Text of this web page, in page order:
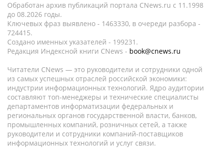
Обработан архив публикаций портала CNews.ru c 11.1998
до 08.2026 годы.
Ключевых фраз выявлено - 1463330, в очереди разбора -
724415.
Создано именных указателей - 199231.
Редакция Индексной книги CNews - book@cnews.ru
Читатели CNews — это руководители и сотрудники одной
из самых успешных отраслей российской экономики:
индустрии информационных технологий. Ядро аудитории
составляют топ-менеджеры и технические специалисты
департаментов информатизации федеральных и
региональных органов государственной власти, банков,
промышленных компаний, розничных сетей, а также
руководители и сотрудники компаний-поставщиков
информационных технологий и услуг связи.